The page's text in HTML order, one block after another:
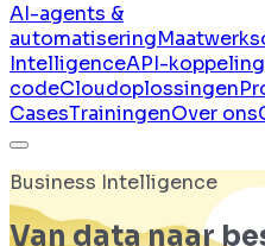
AI-agents &
automatisering
IntelligenceAPI-
codeCloudoplossingen
CasesTrainingenOver ons
Business Intelligence
Van data naar